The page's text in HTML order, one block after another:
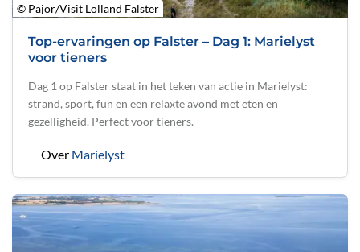
© Pajor/Visit Lolland Falster
Top-ervaringen op Falster – Dag 1: Marielyst
voor tieners
Dag 1 op Falster staat in het teken van actie in Marielyst:
strand, sport, fun en een relaxte avond met eten en
gezelligheid. Perfect voor tieners.
Over Marielyst